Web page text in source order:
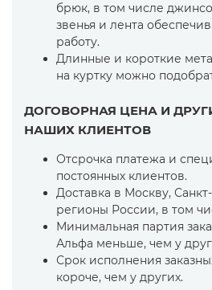
брюк, в том числе
звенья и лента
работу.
Длинные и короткие
на куртку можно
ДОГОВОРНАЯ ЦЕНА И
НАШИХ КЛИЕНТОВ
Отсрочка платежа и
постоянных клиентов.
Доставка в Москву,
регионы России, в том
Минимальная партия
Альфа меньше, чем у
Срок исполнения
короче, чем у других.